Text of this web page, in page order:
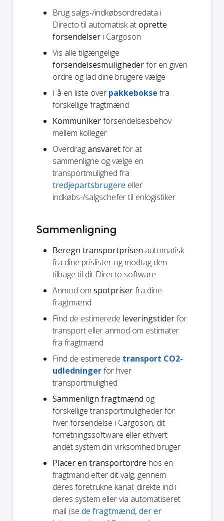
Brug salgs-/indkøbsordredata i
Directo til automatisk atoprette
forsendelser i Cargoson
Vis alle tilgængelige
forsendelsesmulighederfor en given
ordre og lad dine brugere vælge
Få en liste over pakkebokse fra
forskellige fragtmænd
Kommunikerforsendelsesbehov
mellem kolleger
Overdragansvaretfor at
sammenligne og vælge en
transportmulighed fra
tredjepartsbrugere eller
indkøbs-/salgschefer til enlogistiker
Sammenligning
Beregn transportprisen automatisk
fra dine prislister og modtag den
tilbage til dit Directo software
Anmod om spotpriserfra dine
fragtmænd
Find de estimerede leveringstiderfor
transport eller anmod om estimater
fra fragtmænd
Find de estimerede transport CO2-
udledningerfor hver
transportmulighed
Sammenlign fragtmænd og
forskellige transportmuligheder for
hver forsendelse i Cargoson, dit
forretningssoftware eller ethvert
andet system din virksomhed bruger
Placer en transportordre hos en
fragtmand efter dit valg, gennem
deres foretrukne kanal: direkte ind i
deres system eller via automatiseret
mail (se de fragtmænd, der er